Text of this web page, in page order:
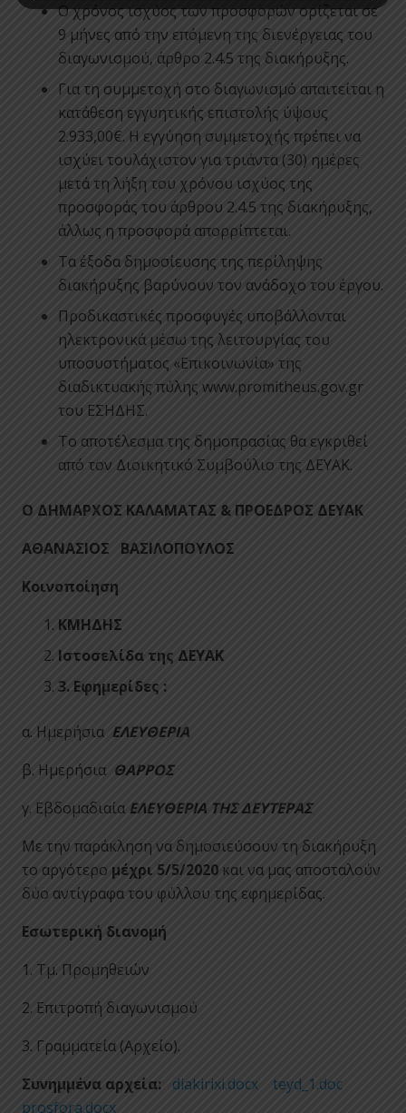
Ο χρόνος ισχύος των προσφορών ορίζεται σε
9 μήνες από την επόμενη της διενέργειας του
διαγωνισμού, άρθρο 2.4.5 της διακήρυξης.
Για τη συμμετοχή στο διαγωνισμό απαιτείται η
κατάθεση εγγυητικής επιστολής ύψους
2.933,00€. Η εγγύηση συμμετοχής πρέπει να
ισχύει τουλάχιστον για τριάντα (30) ημέρες
μετά τη λήξη του χρόνου ισχύος της
προσφοράς του άρθρου 2.4.5 της διακήρυξης,
άλλως η προσφορά απορρίπτεται.
Τα έξοδα δημοσίευσης της περίληψης
διακήρυξης βαρύνουν τον ανάδοχο του έργου.
Προδικαστικές προσφυγές υποβάλλονται
ηλεκτρονικά μέσω της λειτουργίας του
υποσυστήματος «Επικοινωνία» της
διαδικτυακής πύλης www.promitheus.gov.gr
του ΕΣΗΔΗΣ.
Το αποτέλεσμα της δημοπρασίας θα εγκριθεί
από τον Διοικητικό Συμβούλιο της ΔΕΥΑΚ.
Ο ΔΗΜΑΡΧΟΣ ΚΑΛΑΜΑΤΑΣ & ΠΡΟΕΔΡΟΣ ΔΕΥΑΚ
ΑΘΑΝΑΣΙΟΣ ΒΑΣΙΛΟΠΟΥΛΟΣ
Κοινοποίηση
ΚΜΗΔΗΣ
Ιστοσελίδα της ΔΕΥΑΚ
3. Εφημερίδες :
α. Ημερήσια ΕΛΕΥΘΕΡΙΑ
β. Ημερήσια ΘΑΡΡΟΣ
γ. Εβδομαδιαία ΕΛΕΥΘΕΡΙΑ ΤΗΣ ΔΕΥΤΕΡΑΣ
Με την παράκληση να δημοσιεύσουν τη διακήρυξη
το αργότερο μέχρι 5/5/2020 και να μας αποσταλούν
δύο αντίγραφα του φύλλου της εφημερίδας.
Εσωτερική διανομή
1. Τμ. Προμηθειών
2. Επιτροπή διαγωνισμού
3. Γραμματεία (Αρχείο).
Συνημμένα αρχεία: diakirixi.docx
teyd_1.doc
prosfora.docx